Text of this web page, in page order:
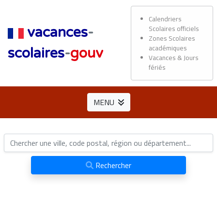
vacances-
scolaires-gouv
Calendriers
Scolaires officiels
Zones Scolaires
académiques
Vacances & Jours
fériés
MENU
Rechercher